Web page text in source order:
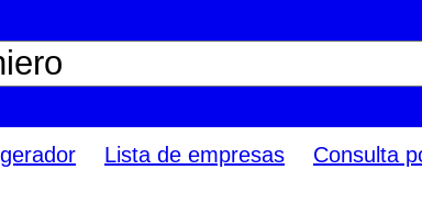
Lista de empresas Consulta